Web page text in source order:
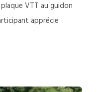
VTT au guidon
apprécie